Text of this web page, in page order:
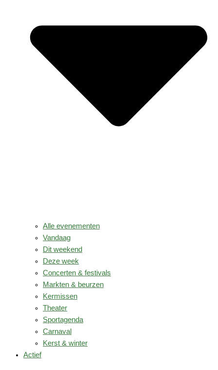
Alle evenementen
Vandaag
Dit weekend
Deze week
Concerten & festivals
Markten & beurzen
Kermissen
Theater
Sportagenda
Carnaval
Kerst & winter
Actief